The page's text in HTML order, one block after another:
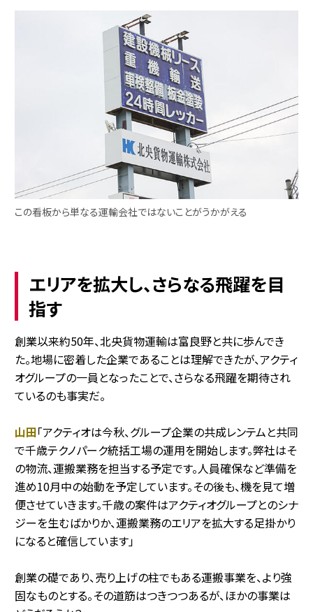
この看板から単なる運輸会社ではないことがうかがえる
エリアを拡大し、さらなる飛躍を目
指す
創業以来約50年、北央貨物運輸は富良野と共に歩んでき
た。地場に密着した企業であることは理解できたが、アクティ
オグループの一員となったことで、さらなる飛躍を期待され
ているのも事実だ。
山田「アクティオは今秋、グループ企業の共成レンテムと共同
で千歳テクノパーク統括工場の運用を開始します。弊社はそ
の物流、運搬業務を担当する予定です。人員確保など準備を
進め10月中の始動を予定しています。その後も、機を見て増
便させていきます。千歳の案件はアクティオグループとのシナ
ジーを生むばかりか、運搬業務のエリアを拡大する足掛かり
になると確信しています」
創業の礎であり、売り上げの柱でもある運搬事業を、より強
固なものとする。その道筋はつきつつあるが、ほかの事業は